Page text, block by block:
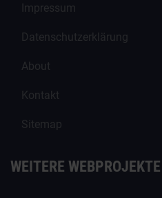
Impressum
Datenschutzerklärung
About
Kontakt
Sitemap
WEITERE WEBPROJEKTE